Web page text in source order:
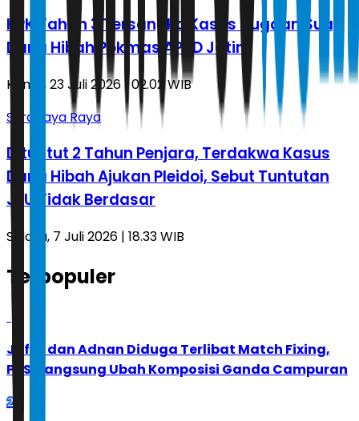
KPK Tahan 3 Tersangka Kasus Dugaan Suap
Dana Hibah Pokmas APBD Jatim
Kamis, 23 Juli 2026 | 02.02 WIB
Surabaya Raya
Dituntut 2 Tahun Penjara, Terdakwa Kasus
Dana Hibah Ajukan Pleidoi, Sebut Tuntutan
JPU Tidak Berdasar
Selasa, 7 Juli 2026 | 18.33 WIB
Terpopuler
Jafar dan Adnan Diduga Terlibat Match Fixing,
PBSI Langsung Ubah Komposisi Ganda Campuran
2